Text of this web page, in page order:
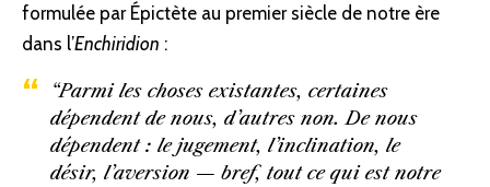
formulée par Épictète au premier siècle de notre ère
dans l’Enchiridion :
“Parmi les choses existantes, certaines
dépendent de nous, d’autres non. De nous
dépendent : le jugement, l’inclination, le
désir, l’aversion — bref, tout ce qui est notre